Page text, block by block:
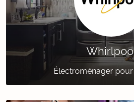
Électroménager